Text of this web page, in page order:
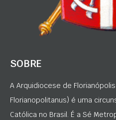
SOBRE
A Arquidiocese de
Florianopolitanus) é uma
Católica no Brasil. É a Sé